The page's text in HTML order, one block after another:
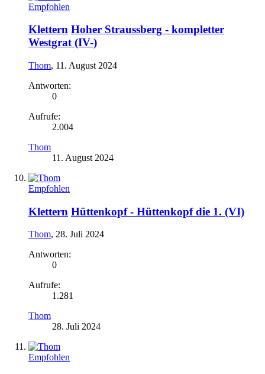
Empfohlen
Klettern Hoher Straussberg - kompletter
Westgrat (IV-)
Thom, 11. August 2024
Antworten:
0
Aufrufe:
2.004
Thom
11. August 2024
Empfohlen
Klettern Hüttenkopf - Hüttenkopf die 1. (VI)
Thom, 28. Juli 2024
Antworten:
0
Aufrufe:
1.281
Thom
28. Juli 2024
Empfohlen